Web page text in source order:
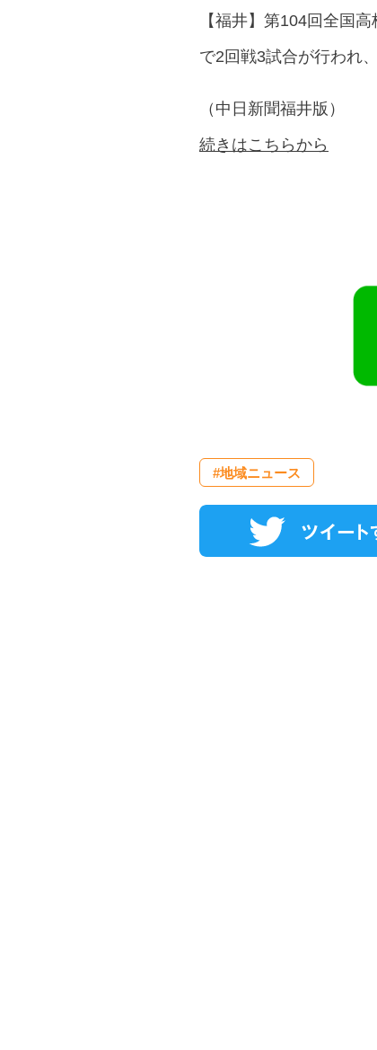
【福井】第104回全国
で2回戦3試合が行われ
（中日新聞福井版）
続きはこちらから
#地域ニュース